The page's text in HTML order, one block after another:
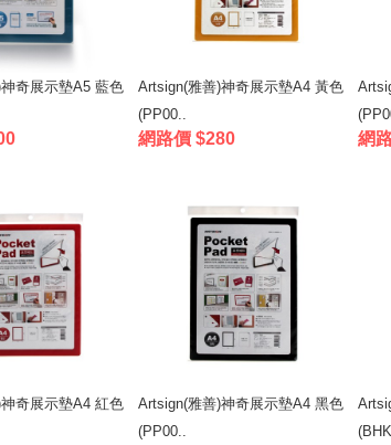
奇展示墊A5 藍色
Artsign(雅善)神奇展示墊A4 黃色
(PP00..
網路價 $280 網
奇展示墊A4 紅色
Artsign(雅善)神奇展示墊A4 黑色
(PP00..